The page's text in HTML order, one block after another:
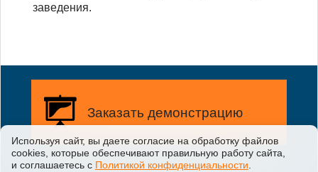
заведения.
Заказать демонстрацию
Заказать бесплатную
демонстрацию возможностей
Используя сайт, вы даете согласие на обработку файлов
сооkiеs, которые обеспечивают правильную работу сайта,
и соглашаетесь с Политикой конфиденциальности